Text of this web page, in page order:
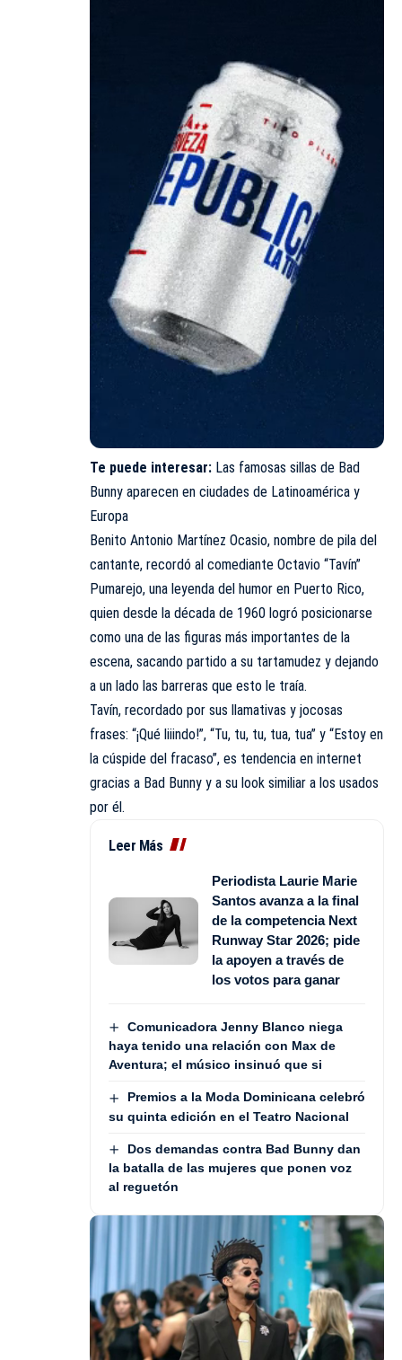
Te puede interesar: Las famosas sillas de Bad
Bunny aparecen en ciudades de Latinoamérica y
Europa
Benito Antonio Martínez Ocasio, nombre de pila del
cantante, recordó al comediante Octavio “Tavín”
Pumarejo, una leyenda del humor en Puerto Rico,
quien desde la década de 1960 logró posicionarse
como una de las figuras más importantes de la
escena, sacando partido a su tartamudez y dejando
a un lado las barreras que esto le traía.
Tavín, recordado por sus llamativas y jocosas
frases: “¡Qué liiindo!”, “Tu, tu, tu, tua, tua” y “Estoy en
la cúspide del fracaso”, es tendencia en internet
gracias a Bad Bunny y a su look similiar a los usados
por él.
Leer Más
Periodista Laurie Marie
Santos avanza a la final
de la competencia Next
Runway Star 2026; pide
la apoyen a través de
los votos para ganar
Comunicadora Jenny Blanco niega
haya tenido una relación con Max de
Aventura; el músico insinuó que si
Premios a la Moda Dominicana celebró
su quinta edición en el Teatro Nacional
Dos demandas contra Bad Bunny dan
la batalla de las mujeres que ponen voz
al reguetón